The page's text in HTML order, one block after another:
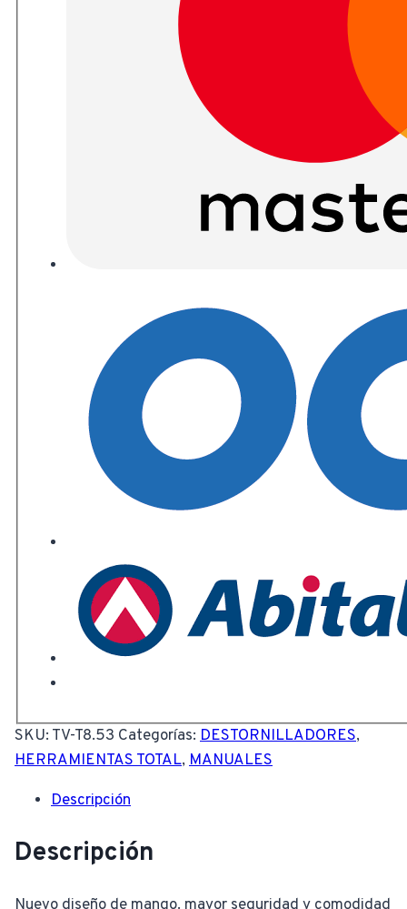
SKU: TV-T8.53 Categorías: DESTORNILLADORES,
HERRAMIENTAS TOTAL, MANUALES
Descripción
Descripción